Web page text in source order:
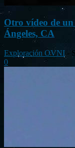
Otro vídeo de
Ángeles, CA
Exploración OVNI -
0